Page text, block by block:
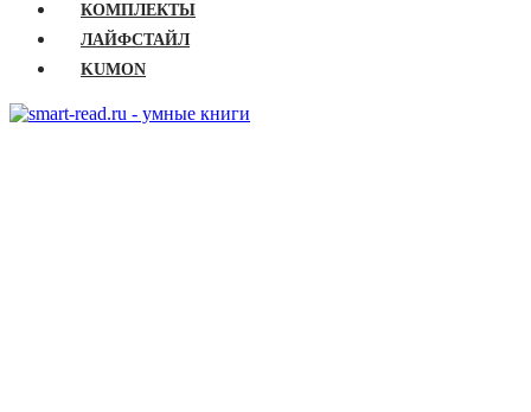
КОМПЛЕКТЫ
ЛАЙФСТАЙЛ
KUMON